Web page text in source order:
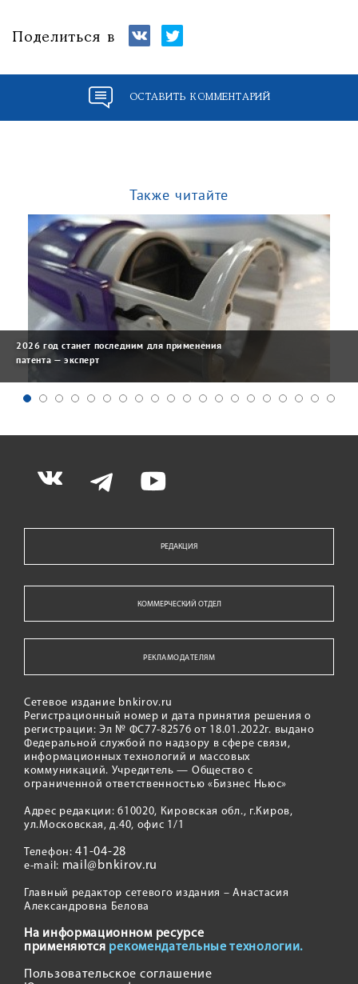
Поделиться в
ОСТАВИТЬ КОММЕНТАРИЙ
Также читайте
2026 год станет последним для применения
патента — эксперт
РЕДАКЦИЯ
КОММЕРЧЕСКИЙ ОТДЕЛ
РЕКЛАМОДАТЕЛЯМ
Сетевое издание bnkirov.ru
Регистрационный номер и дата принятия решения о
регистрации: Эл № ФС77-82576 от 18.01.2022г. выдано
Федеральной службой по надзору в сфере связи,
информационных технологий и массовых
коммуникаций. Учредитель — Общество с
ограниченной ответственностью «Бизнес Ньюс»
Адрес редакции: 610020, Кировская обл., г.Киров,
ул.Московская, д.40, офис 1/1
Телефон:41-04-28
e-mail: mail@bnkirov.ru
Главный редактор сетевого издания – Анастасия
Александровна Белова
На информационном ресурсе
применяются рекомендательные технологии.
Пользовательское соглашение